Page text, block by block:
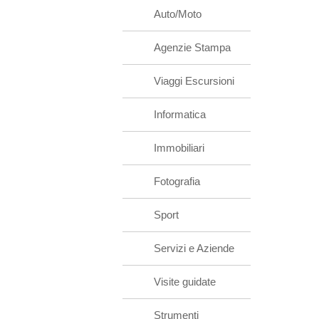
Auto/Moto
Agenzie Stampa
Viaggi Escursioni
Informatica
Immobiliari
Fotografia
Sport
Servizi e Aziende
Visite guidate
Strumenti